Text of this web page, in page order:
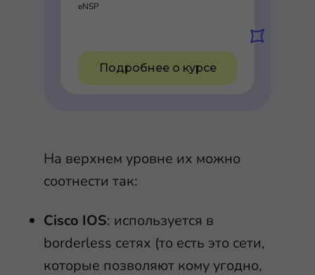
eNSP
Подробнее о курсе
На верхнем уровне их можно
соотнести так:
Cisco IOS: используется в
borderless сетях (то есть это сети,
которые позволяют кому угодно,